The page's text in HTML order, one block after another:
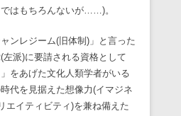
はもちろんないが……)。
ンレジーム(旧体制)」と言った
派)に要請される資格として
をあげた文化人類学者がいる
代を見据えた想像力(イマジネ
エイティビティ)を兼ね備えた